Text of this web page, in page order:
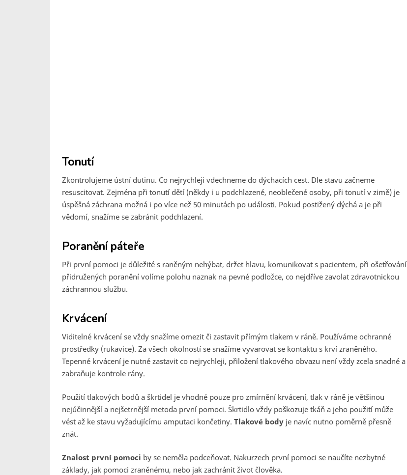
Tonutí
Zkontrolujeme ústní dutinu. Co nejrychleji vdechneme do dýchacích cest. Dle stavu začneme
resuscitovat. Zejména při tonutí dětí (někdy i u podchlazené, neoblečené osoby, při tonutí v zimě) je
úspěšná záchrana možná i po více než 50 minutách po události. Pokud postižený dýchá a je při
vědomí, snažíme se zabránit podchlazení.
Poranění páteře
Při první pomoci je důležité s raněným nehýbat, držet hlavu, komunikovat s pacientem, při ošetřování
přidružených poranění volíme polohu naznak na pevné podložce, co nejdříve zavolat zdravotnickou
záchrannou službu.
Krvácení
Viditelné krvácení se vždy snažíme omezit či zastavit přímým tlakem v ráně. Používáme ochranné
prostředky (rukavice). Za všech okolností se snažíme vyvarovat se kontaktu s krví zraněného.
Tepenné krvácení je nutné zastavit co nejrychleji, přiložení tlakového obvazu není vždy zcela snadné a
zabraňuje kontrole rány.
Použití tlakových bodů a škrtidel je vhodné pouze pro zmírnění krvácení, tlak v ráně je většinou
nejúčinnější a nejšetrnější metoda první pomoci. Škrtidlo vždy poškozuje tkáň a jeho použití může
vést až ke stavu vyžadujícímu amputaci končetiny. Tlakové body je navíc nutno poměrně přesně
znát.
Znalost první pomoci by se neměla podceňovat. Nakurzech první pomoci se naučíte nezbytné
základy, jak pomoci zraněnému, nebo jak zachránit život člověka.